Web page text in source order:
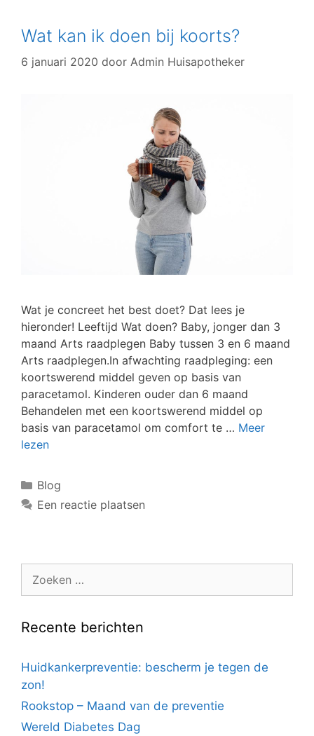
Wat kan ik doen bij koorts?
6 januari 2020 door Admin Huisapotheker
Wat je concreet het best doet? Dat lees je
hieronder! Leeftijd Wat doen? Baby, jonger dan 3
maand Arts raadplegen Baby tussen 3 en 6 maand
Arts raadplegen.In afwachting raadpleging: een
koortswerend middel geven op basis van
paracetamol. Kinderen ouder dan 6 maand
Behandelen met een koortswerend middel op
basis van paracetamol om comfort te … Meer
lezen
Blog
Een reactie plaatsen
Recente berichten
Huidkankerpreventie: bescherm je tegen de
zon!
Rookstop – Maand van de preventie
Wereld Diabetes Dag